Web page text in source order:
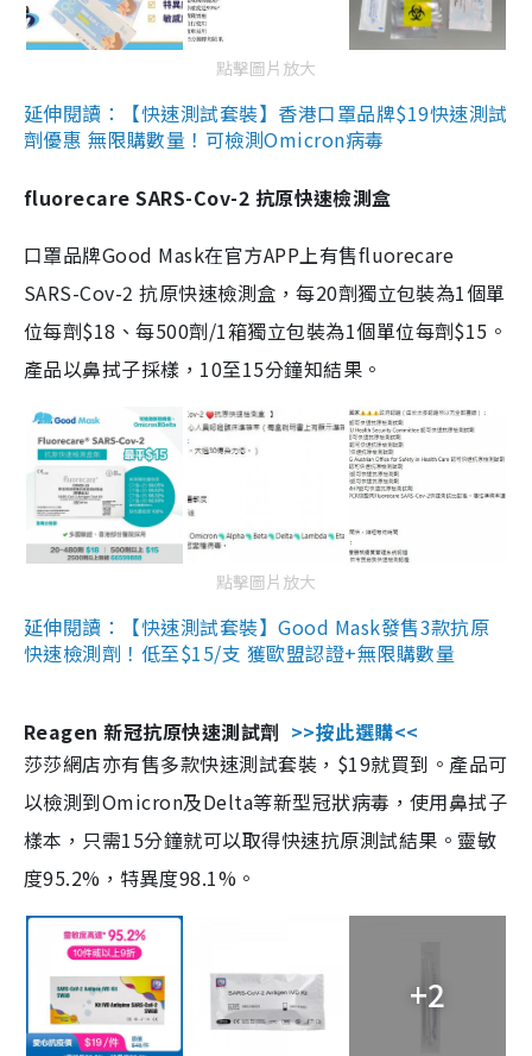
點擊圖片放大
延伸閱讀：【快速測試套裝】香港口罩品牌$19快速測試
劑優惠 無限購數量！可檢測Omicron病毒
fluorecare SARS-Cov-2 抗原快速檢測盒
口罩品牌Good Mask在官方APP上有售fluorecare
SARS-Cov-2 抗原快速檢測盒，每20劑獨立包裝為1個單
位每劑$18、每500劑/1箱獨立包裝為1個單位每劑$15。
產品以鼻拭子採樣，10至15分鐘知結果。
點擊圖片放大
延伸閱讀：【快速測試套裝】Good Mask發售3款抗原
快速檢測劑！低至$15/支 獲歐盟認證+無限購數量
Reagen 新冠抗原快速測試劑 >>按此選購<<
莎莎網店亦有售多款快速測試套裝，$19就買到。產品可
以檢測到Omicron及Delta等新型冠狀病毒，使用鼻拭子
樣本，只需15分鐘就可以取得快速抗原測試結果。靈敏
度95.2%，特異度98.1%。
+2